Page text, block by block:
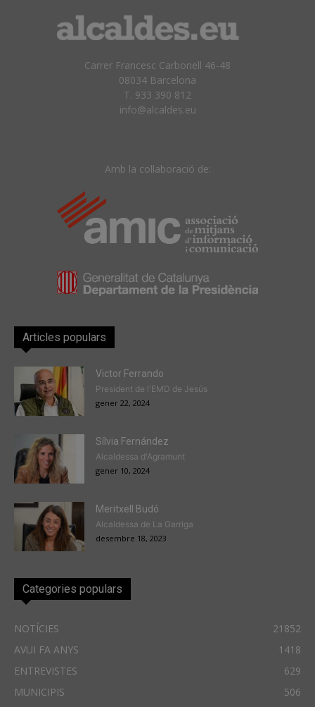
Carrer Francesc Carbonell 46-48
08034 Barcelona
T. 933 390 812
info@alcaldes.eu
Amb la col·laboració de:
Articles populars
Victor Ferrando
President de l'EMD de Jesús
gener 22, 2024
Sílvia Fernández
Alcaldessa d'Agramunt
gener 10, 2024
Meritxell Budó
Alcaldessa de La Garriga
desembre 18, 2023
Categories populars
NOTÍCIES
21852
AVUI FA ANYS
1418
ENTREVISTES
629
MUNICIPIS
506